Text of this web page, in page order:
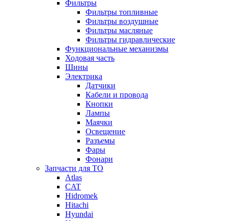
Фильтры
Фильтры топливные
Фильтры воздушные
Фильтры масляные
Фильтры гидравлические
Функциональные механизмы
Ходовая часть
Шины
Электрика
Датчики
Кабели и провода
Кнопки
Лампы
Маячки
Освещение
Разъемы
Фары
Фонари
Запчасти для ТО
Atlas
CAT
Hidromek
Hitachi
Hyundai